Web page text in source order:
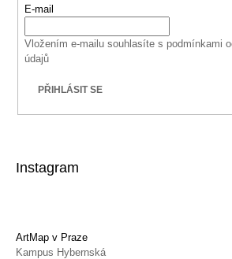
E-mail
Vložením e-mailu souhlasíte s podmínkami
údajů
PŘIHLÁSIT SE
Instagram
ArtMap v Praze
Kampus Hybernská